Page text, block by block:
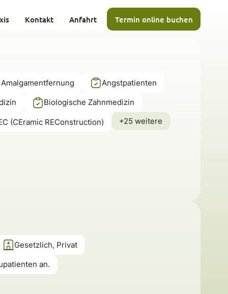
Kontakt Anfahrt Termin online buchen
Angstpatienten
Biologische Zahnmedizin
(CEramic REConstruction) +25 weitere
Gesetzlich, Privat
an.